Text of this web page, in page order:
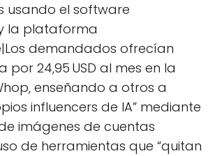
usando el software
la plataforma
demandados ofrecían
por 24,95 USD al mes en la
enseñando a otros a
influencers de IA” mediante
imágenes de cuentas
de herramientas que “quitan